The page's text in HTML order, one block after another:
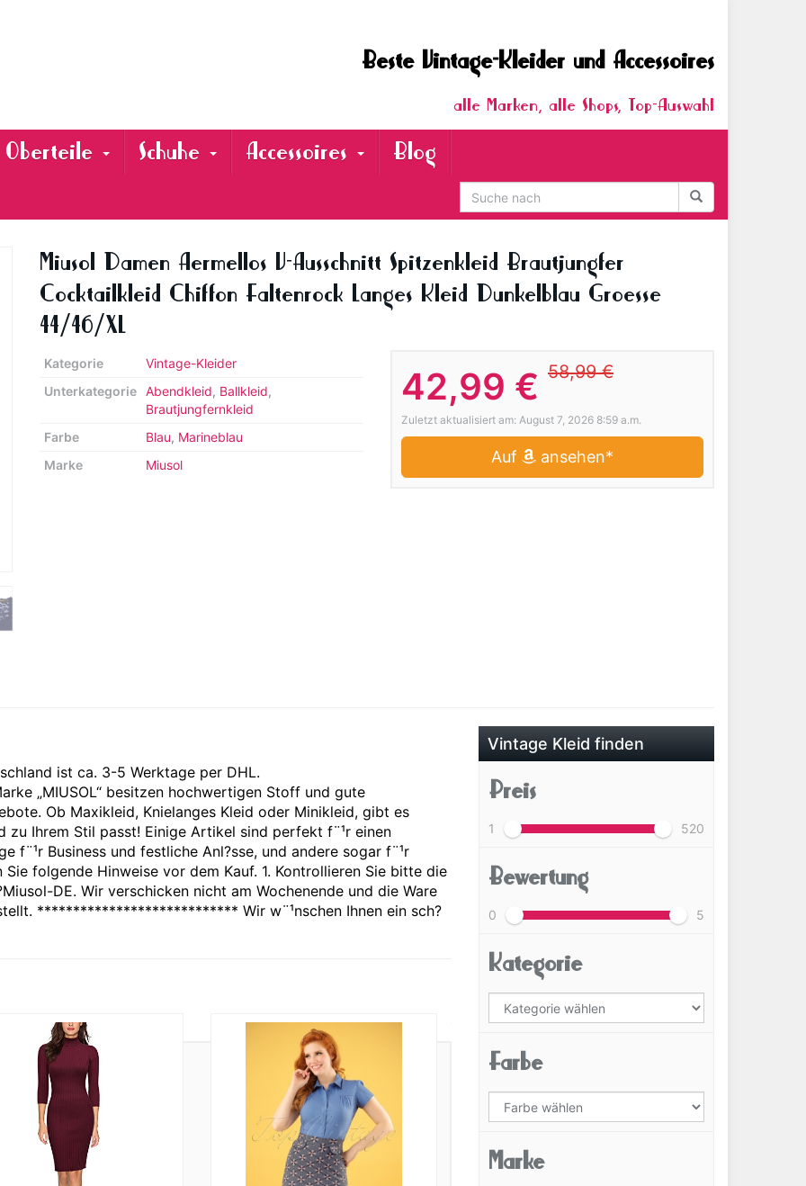
Beste Vintage-Kleider und Accessoires
alle Marken, alle Shops, Top-Auswahl
Oberteile Schuhe Accessoires Blog
Miusol Damen Aermellos V-Ausschnitt Spitzenkleid Brautjungfer
Cocktailkleid Chiffon Faltenrock Langes Kleid Dunkelblau Groesse
44/46/XL
42,99 € 58,99 €
Zuletzt aktualisiert am: August 7, 2026 8:59 a.m.
Auf ansehen*
Kategorie
Vintage-Kleider
Unterkategorie Abendkleid, Ballkleid,
Brautjungfernkleid
Farbe
Blau, Marineblau
Marke
Miusol
ist ca. 3-5 Werktage per DHL.
„MIUSOL“ besitzen hochwertigen Stoff und gute
Ob Maxikleid, Knielanges Kleid oder Minikleid, gibt es
zu Ihrem Stil passt! Einige Artikel sind perfekt f¨¹r einen
f¨¹r Business und festliche Anl?sse, und andere sogar f¨¹r
folgende Hinweise vor dem Kauf. 1. Kontrollieren Sie bitte die
DE. Wir verschicken nicht am Wochenende und die Ware
**************************** Wir w¨¹nschen Ihnen ein sch?
Vintage Kleid finden
Preis
1 520
Bewertung
0 5
Kategorie
Farbe
Marke